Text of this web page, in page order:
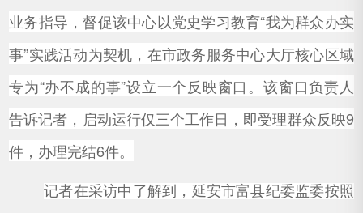
业务指导，督促该中心以党史学习教育“我为群众办实
事”实践活动为契机，在市政务服务中心大厅核心区域
专为“办不成的事”设立一个反映窗口。该窗口负责人
告诉记者，启动运行仅三个工作日，即受理群众反映9
件，办理完结6件。
记者在采访中了解到，延安市富县纪委监委按照